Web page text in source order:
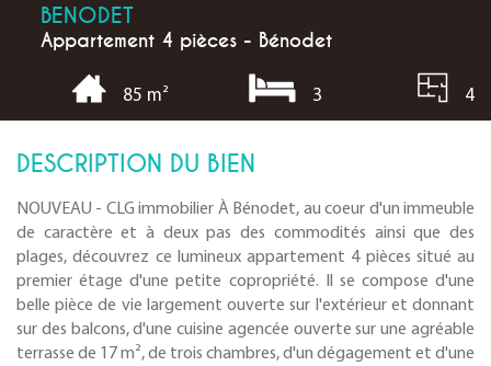
BENODET
Appartement 4 pièces - Bénodet
85 m² 3 4
DESCRIPTION DU BIEN
NOUVEAU - CLG immobilier À Bénodet, au coeur d'un immeuble
de caractère et à deux pas des commodités ainsi que des
plages, découvrez ce lumineux appartement 4 pièces situé au
premier étage d'une petite copropriété. Il se compose d'une
belle pièce de vie largement ouverte sur l'extérieur et donnant
sur des balcons, d'une cuisine agencée ouverte sur une agréable
terrasse de 17 m², de trois chambres, d'un dégagement et d'une